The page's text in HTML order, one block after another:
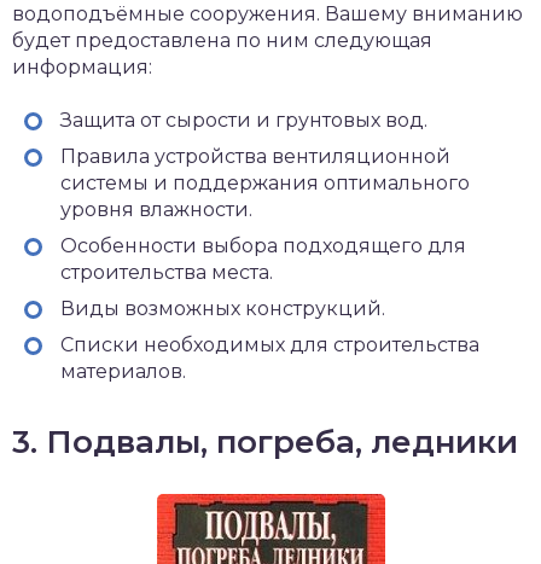
водоподъёмные сооружения. Вашему вниманию
будет предоставлена по ним следующая
информация:
Защита от сырости и грунтовых вод.
Правила устройства вентиляционной
системы и поддержания оптимального
уровня влажности.
Особенности выбора подходящего для
строительства места.
Виды возможных конструкций.
Списки необходимых для строительства
материалов.
3. Подвалы, погреба, ледники